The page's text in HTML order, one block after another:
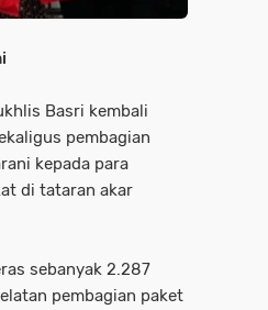
Basri kembali
pembagian
kepada para
di tataran akar
sebanyak 2.287
pembagian paket